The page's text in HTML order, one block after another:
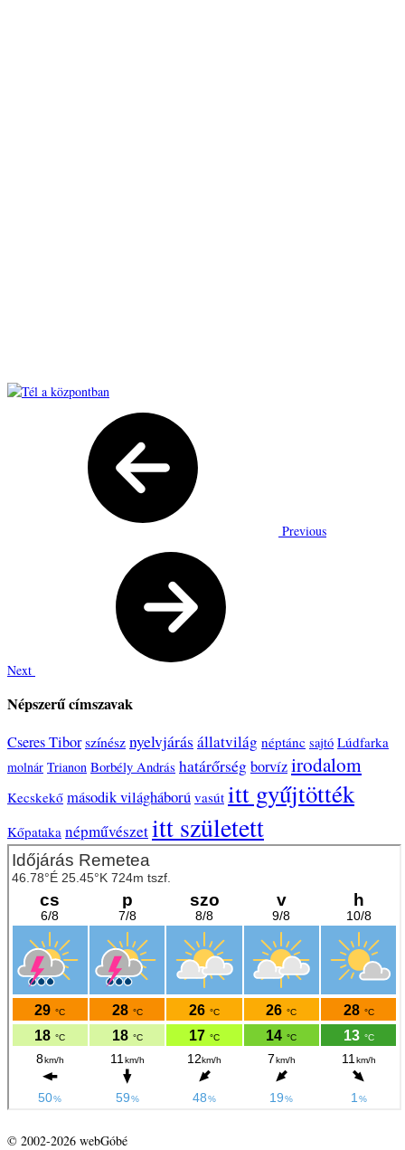
Previous
Next
Népszerű címszavak
Cseres Tiborszínésznyelvjárás állatvilág néptánc sajtó Lúdfarka
molnár Trianon Borbély András határőrségborvízirodalom
Kecskekő második világháború vasút itt gyűjtötték
Kőpataka népművészetitt született
© 2002-2026 webGóbé